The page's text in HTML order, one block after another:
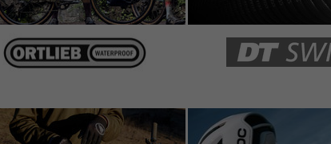
alten Rad. Montage war problemlos. Dank vier
und sichere Montage Möglich im Vgl. zum Vorgänger